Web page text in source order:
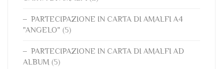
PARTECIPAZIONE IN CARTA DI AMALFI A4
"ANGELO" (5)
PARTECIPAZIONE IN CARTA DI AMALFI AD
ALBUM (5)